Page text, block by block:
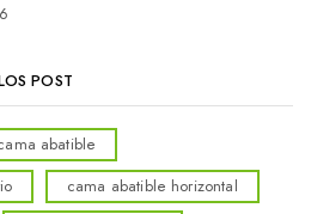
POST
abatible
cama abatible horizontal